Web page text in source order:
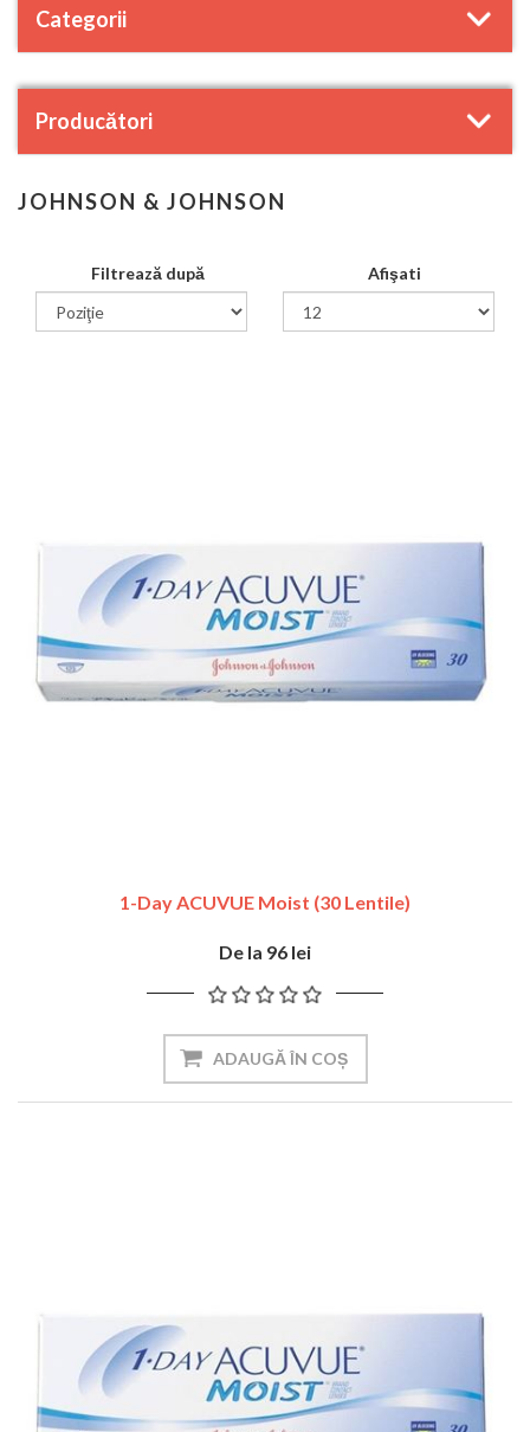
Categorii
Producători
JOHNSON & JOHNSON
Filtrează după Afişati
1-Day ACUVUE Moist (30 Lentile)
De la 96 lei
ADAUGĂ ÎN COȘ